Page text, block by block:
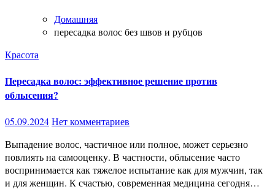
Домашняя
пересадка волос без швов и рубцов
Красота
Пересадка волос: эффективное решение против
облысения?
05.09.2024Нет комментариев
Выпадение волос, частичное или полное, может серьезно
повлиять на самооценку. В частности, облысение часто
воспринимается как тяжелое испытание как для мужчин, так
и для женщин. К счастью, современная медицина сегодня…